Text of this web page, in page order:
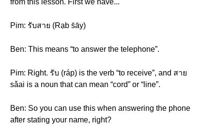
from this lesson. First we have...
Pim: รับสาย (Rạb s̄āy)
Ben: This means “to answer the telephone”.
Pim: Right. รับ (ráp) is the verb “to receive”, and สาย
sǎai is a noun that can mean “cord” or “line”.
Ben: So you can use this when answering the phone
after stating your name, right?